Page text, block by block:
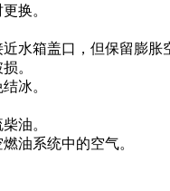
换。
水箱盖口，但保留膨胀
。
冰。
油。
油系统中的空气。